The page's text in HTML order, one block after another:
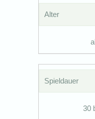
Alter
Spieldauer
30